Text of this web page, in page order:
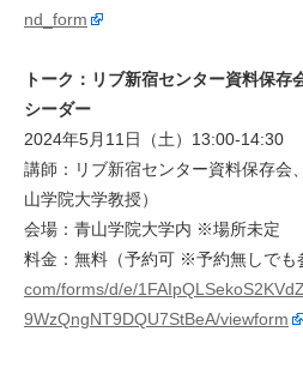
nd_form
トーク：リブ新宿センター資料保存
シーダー
2024年5月11日（土）13:00-14:30
講師：リブ新宿センター資料保存会
山学院大学教授）
会場：青山学院大学内 ※場所未定
料金：無料（予約可 ※予約無しでも
com/forms/d/e/
9WzQngNT9DQU7StBeA/viewform